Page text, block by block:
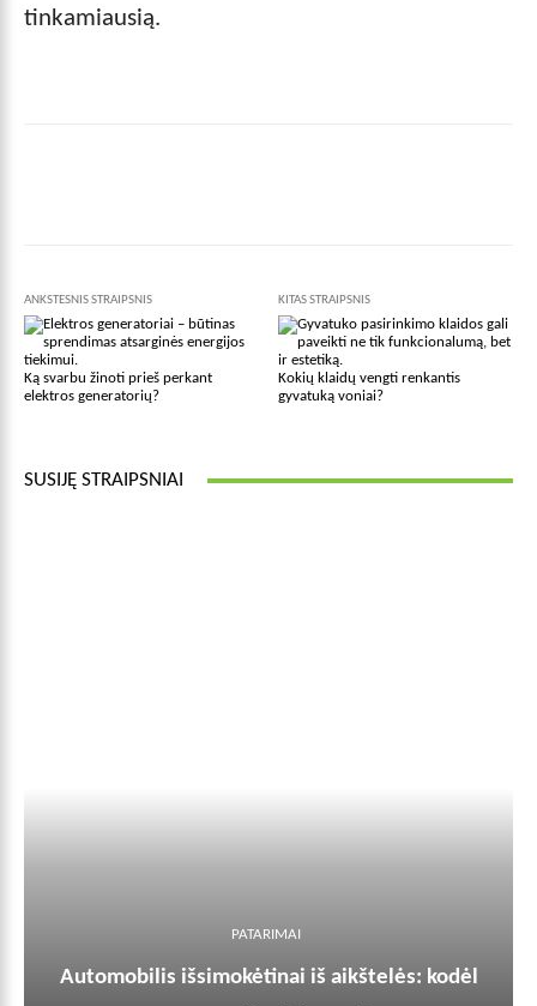
tinkamiausią.
ANKSTESNIS STRAIPSNIS
Ką svarbu žinoti prieš perkant
elektros generatorių?
KITAS STRAIPSNIS
Kokių klaidų vengti renkantis
gyvatuką voniai?
SUSIJĘ STRAIPSNIAI
PATARIMAI
Automobilis išsimokėtinai iš aikštelės: kodėl